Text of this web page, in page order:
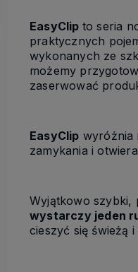
EasyClip to seria
praktycznych
wykonanych ze
możemy
zaserwować
EasyClip wyróżnia
zamykania i
Wyjątkowo szybki,
wystarczy jeden
cieszyć się świeżą